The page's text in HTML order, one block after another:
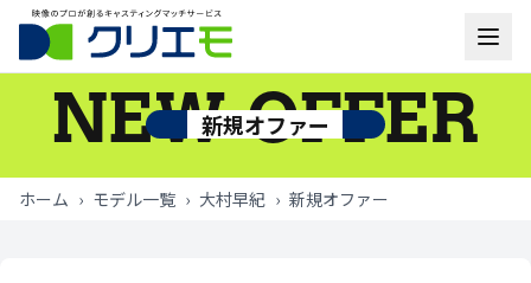
モデル一覧
新規オファー
NEW OFFER
ホーム › モデル一覧 › 大村早紀 › 新規オファー